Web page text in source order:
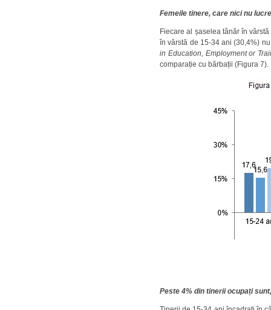
Femeile tinere, care nici nu
Fiecare al șaselea tânăr în
în vârstă de 15-34 ani (30,4%)
in Education, Employment or
comparație cu bărbații (Figura 7).
Peste 4% din tinerii ocupați